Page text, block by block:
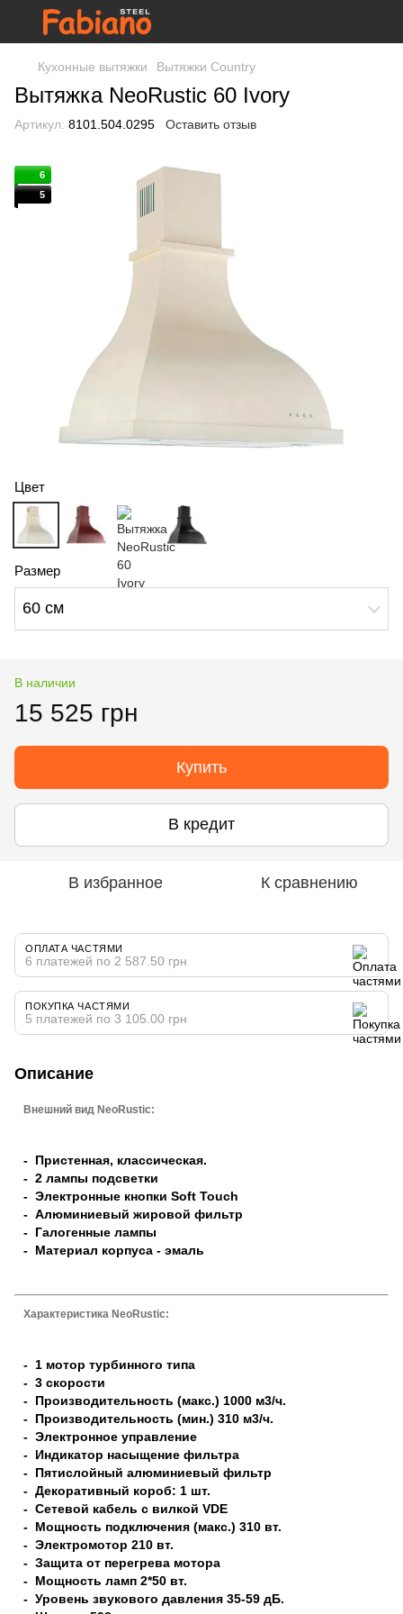
Кухонные вытяжки Вытяжки Country
Вытяжка NeoRustic 60 Ivory
Артикул: 8101.504.0295 Оставить отзыв
6
5
Цвет
Размер
60 см
В наличии
15 525 грн
Купить
В кредит
В избранное К сравнению
ОПЛАТА ЧАСТЯМИ
6 платежей по 2 587.50 грн
ПОКУПКА ЧАСТЯМИ
5 платежей по 3 105.00 грн
Описание
Внешний вид NeoRustic:
- Пристенная, классическая.
- 2 лампы подсветки
- Электронные кнопки Soft Touch
- Алюминиевый жировой фильтр
- Галогенные лампы
- Материал корпуса - эмаль
Характеристика NeoRustic:
- 1 мотор турбинного типа
- 3 скорости
- Производительность (макс.) 1000 м3/ч.
- Производительность (мин.) 310 м3/ч.
- Электронное управление
- Индикатор насыщение фильтра
- Пятислойный алюминиевый фильтр
- Декоративный короб: 1 шт.
- Сетевой кабель с вилкой VDE
- Мощность подключения (макс.) 310 вт.
- Электромотор 210 вт.
- Защита от перегрева мотора
- Мощность ламп 2*50 вт.
- Уровень звукового давления 35-59 дБ.